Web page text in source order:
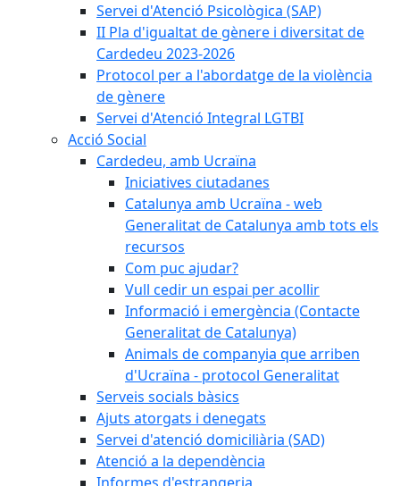
Servei d'Atenció Psicològica (SAP)
II Pla d'igualtat de gènere i diversitat de
Cardedeu 2023-2026
Protocol per a l'abordatge de la violència
de gènere
Servei d'Atenció Integral LGTBI
Acció Social
Cardedeu, amb Ucraïna
Iniciatives ciutadanes
Catalunya amb Ucraïna - web
Generalitat de Catalunya amb tots els
recursos
Com puc ajudar?
Vull cedir un espai per acollir
Informació i emergència (Contacte
Generalitat de Catalunya)
Animals de companyia que arriben
d'Ucraïna - protocol Generalitat
Serveis socials bàsics
Ajuts atorgats i denegats
Servei d'atenció domiciliària (SAD)
Atenció a la dependència